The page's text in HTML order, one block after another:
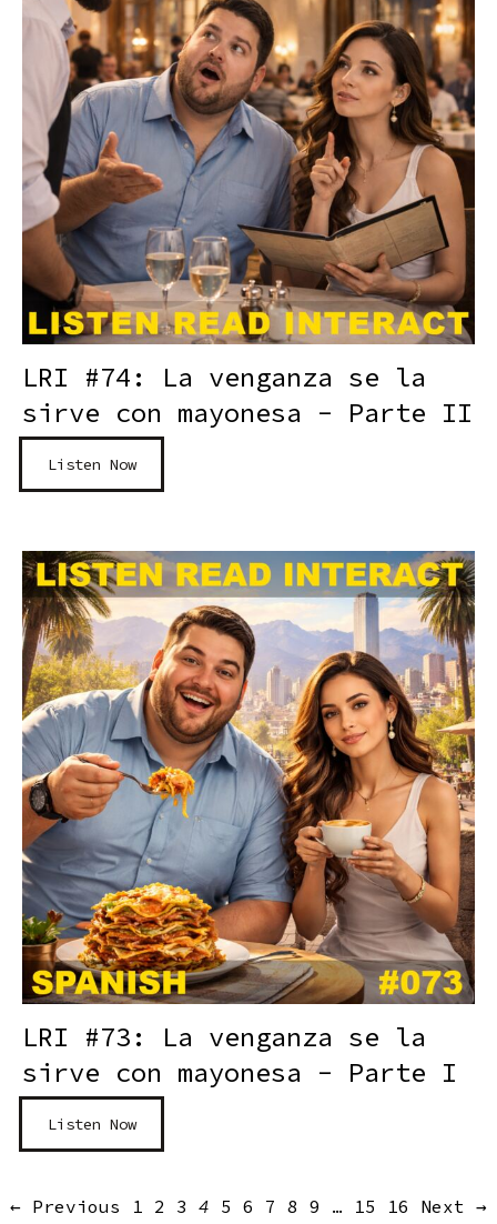
LRI #74: La venganza se la
sirve con mayonesa - Parte II
Listen Now
LRI #73: La venganza se la
sirve con mayonesa - Parte I
Listen Now
← Previous 1 2 3 4 5 6 7 8 9 … 15 16 Next →